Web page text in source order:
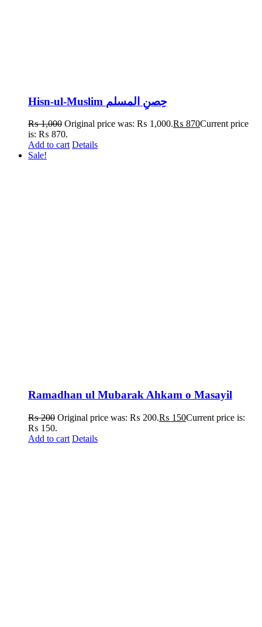
Hisn-ul-Muslim حِصنِ المسلم
₨1,000 Original price was: ₨ 1,000.₨ 870Current price
is: ₨ 870.
Add to cart Details
Sale!
Ramadhan ul Mubarak Ahkam o Masayil
₨200 Original price was: ₨ 200.₨ 150Current price is:
₨ 150.
Add to cart Details